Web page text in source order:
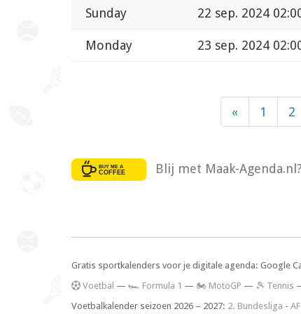
Sunday 22 sep. 2024
Monday 23 sep. 2024
« 1 2
Blij met Maak-
Gratis sportkalenders voor je digitale agenda: Google
Voetbal — 🏎️ Formula 1 — 🏍 MotoGP — 🎾 Tennis
Voetbalkalender seizoen 2026 – 2027: 2. Bundesliga -